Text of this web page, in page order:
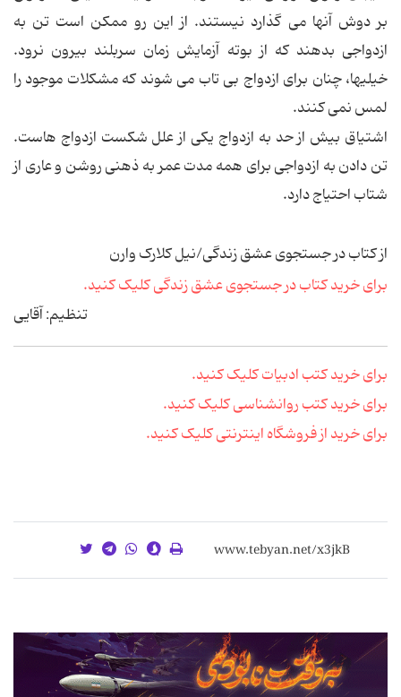
بر دوش آنها می گذارد نیستند. از این رو ممکن است تن به
ازدواجی بدهند که از بوته آزمایش زمان سربلند بیرون نرود.
خیلیها، چنان برای ازدواج بی تاب می شوند که مشکلات موجود را
لمس نمی کنند.
اشتیاق بیش از حد به ازدواج یکی از علل شکست ازدواج هاست.
تن دادن به ازدواجی برای همه مدت عمر به ذهنی روشن و عاری از
شتاب احتیاج دارد.
از کتاب در جستجوی عشق زندگی/نیل کلارک وارن
برای خرید کتاب در جستجوی عشق زندگی کلیک کنید.
تنظیم: آقایی
برای خرید کتب ادبیات کلیک کنید.
برای خرید کتب روانشناسی کلیک کنید.
برای خرید از فروشگاه اینترنتی کلیک کنید.